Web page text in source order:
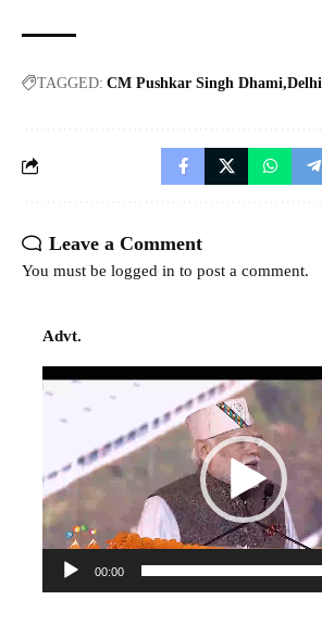
TAGGED: CM Pushkar Singh Dhami Delhi
Leave a Comment
You must be logged in to post a comment.
Advt.
Video
00:00